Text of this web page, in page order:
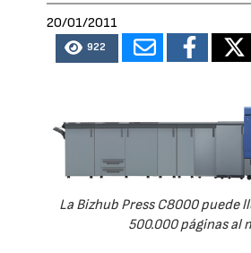
20/01/2011
922
La Bizhub Press C8000 puede
500.000 páginas al